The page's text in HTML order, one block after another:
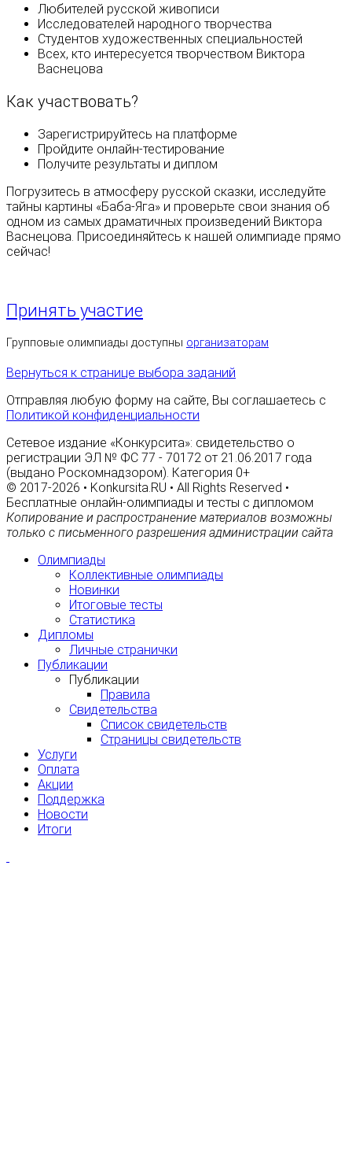
Любителей русской живописи
Исследователей народного творчества
Студентов художественных специальностей
Всех, кто интересуется творчеством Виктора
Васнецова
Как участвовать?
Зарегистрируйтесь на платформе
Пройдите онлайн-тестирование
Получите результаты и диплом
Погрузитесь в атмосферу русской сказки, исследуйте
тайны картины «Баба-Яга» и проверьте свои знания об
одном из самых драматичных произведений Виктора
Васнецова. Присоединяйтесь к нашей олимпиаде прямо
сейчас!
Принять участие
Групповые олимпиады доступны организаторам
Вернуться к странице выбора заданий
Отправляя любую форму на сайте, Вы соглашаетесь с
Политикой конфиденциальности
Сетевое издание «Конкурсита»: свидетельство о
регистрации ЭЛ № ФС 77 - 70172 от 21.06.2017 года
(выдано Роскомнадзором). Категория 0+
© 2017-2026 • Konkursita.RU • All Rights Reserved •
Бесплатные онлайн-олимпиады и тесты с дипломом
Копирование и распространение материалов возможны
только с письменного разрешения администрации сайта
Олимпиады
Коллективные олимпиады
Новинки
Итоговые тесты
Статистика
Дипломы
Личные странички
Публикации
Публикации
Правила
Свидетельства
Список свидетельств
Страницы свидетельств
Услуги
Оплата
Акции
Поддержка
Новости
Итоги